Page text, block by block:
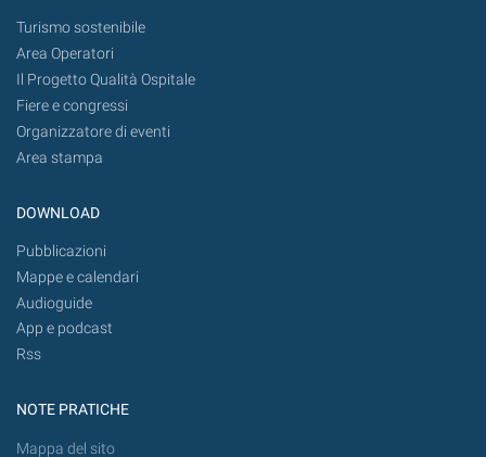
Turismo sostenibile
Area Operatori
Il Progetto Qualità Ospitale
Fiere e congressi
Organizzatore di eventi
Area stampa
DOWNLOAD
Pubblicazioni
Mappe e calendari
Audioguide
App e podcast
Rss
NOTE PRATICHE
Mappa del sito